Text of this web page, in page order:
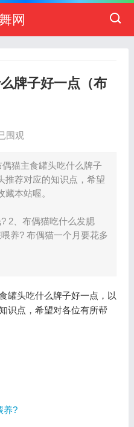
网
牌子好一点（布
围观
猫主食罐头吃什么牌子
推荐对应的知识点，希望
本站喔。
2、布偶猫吃什么发腮
养? 布偶猫一个月要花多
罐头吃什么牌子好一点，以
识点，希望对各位有所帮
养?